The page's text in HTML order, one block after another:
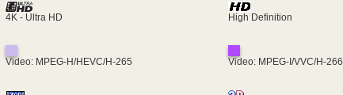
4K - Ultra HD High Definition
Video: MPEG-H/HEVC/H-265 Video: MPEG-I/VVC/H-266